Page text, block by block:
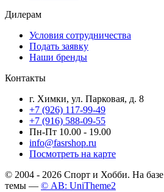
Дилерам
Условия сотрудничества
Подать заявку
Наши бренды
Контакты
г. Химки, ул. Парковая, д. 8
+7 (926) 117-99-49
+7 (916) 588-09-55
Пн-Пт 10.00 - 19.00
info@fasrshop.ru
Посмотреть на карте
© 2004 - 2026 Спорт и Хобби. На базе
темы — © AB: UniTheme2